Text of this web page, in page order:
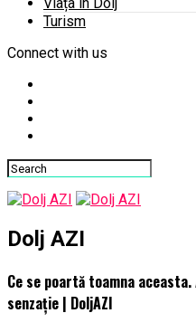
Turism
Connect with us
Dolj AZI
Ce se poartă toamna
senzație | DoljAZI